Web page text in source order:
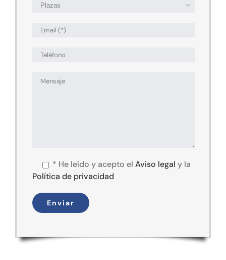

* He leído y acepto el Aviso legal y la
Política de privacidad